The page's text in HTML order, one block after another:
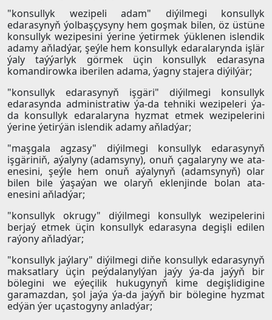
"konsullyk wezipeli adam" diýilmegi konsullyk
edarasynyň ýolbaşçysyny hem goşmak bilen, öz üstüne
konsullyk wezipesini ýerine ýetirmek ýüklenen islendik
adamy aňladýar, şeýle hem konsullyk edaralarynda işlär
ýaly taýýarlyk görmek üçin konsullyk edarasyna
komandirowka iberilen adama, ýagny stajera diýilýär;
"konsullyk edarasynyň işgäri" diýilmegi konsullyk
edarasynda administratiw ýa-da tehniki wezipeleri ýa-
da konsullyk edaralaryna hyzmat etmek wezipelerini
ýerine ýetirýän islendik adamy aňladýar;
"maşgala agzasy" diýilmegi konsullyk edarasynyň
işgäriniň, aýalyny (adamsyny), onuň çagalaryny we ata-
enesini, şeýle hem onuň aýalynyň (adamsynyň) olar
bilen bile ýaşaýan we olaryň eklenjinde bolan ata-
enesini aňladýar;
"konsullyk okrugy" diýilmegi konsullyk wezipelerini
berjaý etmek üçin konsullyk edarasyna degişli edilen
raýony aňladýar;
"konsullyk jaýlary" diýilmegi diňe konsullyk edarasynyň
maksatlary üçin peýdalanylýan jaýy ýa-da jaýyň bir
bölegini we eýeçilik hukugynyň kime degişlidigine
garamazdan, şol jaýa ýa-da jaýyň bir bölegine hyzmat
edýän ýer uçastogyny anladýar;